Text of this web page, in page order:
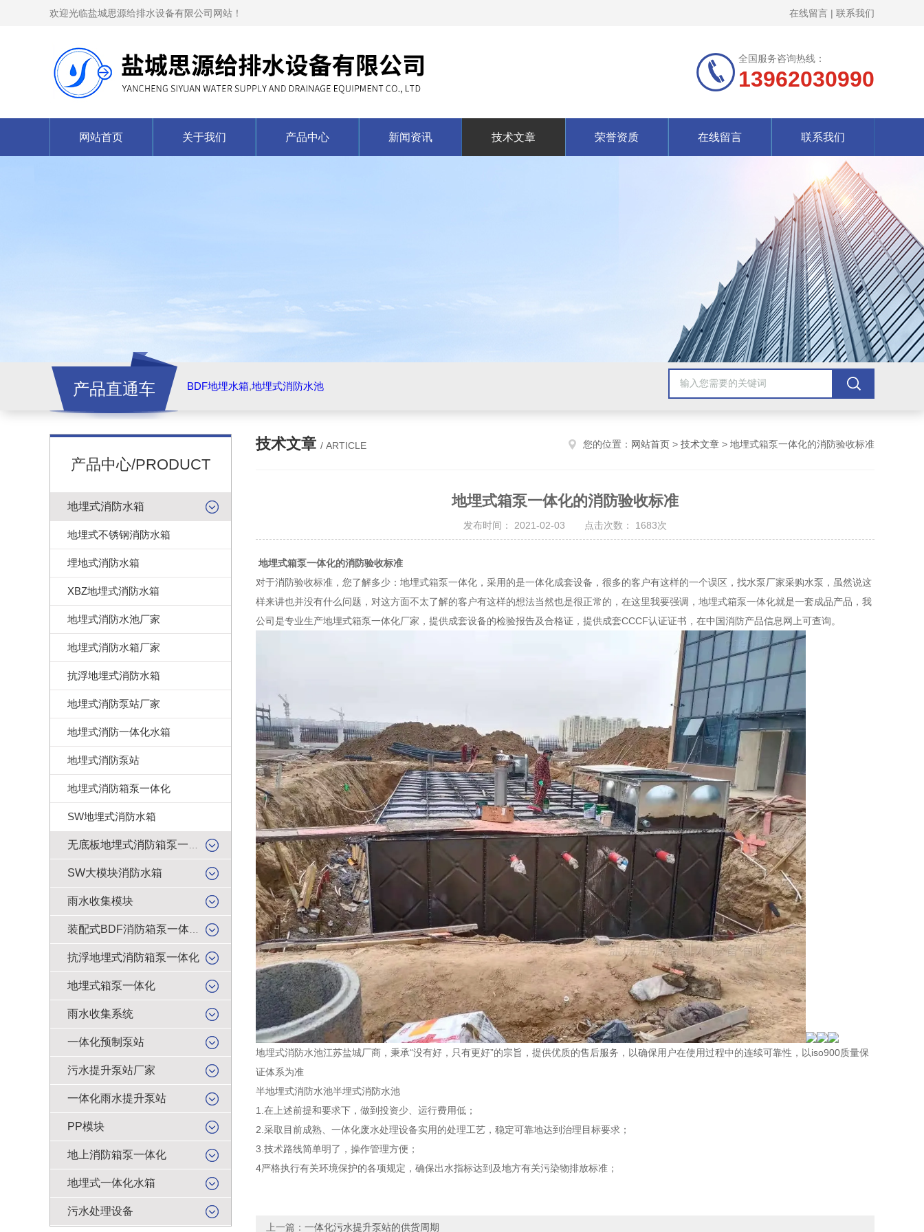
欢迎光临盐城思源给排水设备有限公司网站！ 在线留言 | 联系我们
全国服务咨询热线：
13962030990
网站首页 关于我们 产品中心 新闻资讯 技术文章 荣誉资质 在线留言 联系我们
产品直通车 BDF地埋水箱,地埋式消防水池
产品中心/PRODUCT
地埋式消防水箱
地埋式不锈钢消防水箱
埋地式消防水箱
XBZ地埋式消防水箱
地埋式消防水池厂家
地埋式消防水箱厂家
抗浮地埋式消防水箱
地埋式消防泵站厂家
地埋式消防一体化水箱
地埋式消防泵站
地埋式消防箱泵一体化
SW地埋式消防水箱
SW大模块消防水箱
雨水收集模块
抗浮地埋式消防箱泵一体化
地埋式箱泵一体化
雨水收集系统
一体化预制泵站
污水提升泵站厂家
一体化雨水提升泵站
PP模块
地上消防箱泵一体化
地埋式一体化水箱
污水处理设备
技术文章 / ARTICLE 您的位置： 网站首页 > 技术文章 > 地埋式箱泵一体化的消防验收标准
地埋式箱泵一体化的消防验收标准
发布时间： 2021-02-03 点击次数： 1683次
地埋式箱泵一体化的消防验收标准
对于消防验收标准，您了解多少：地埋式箱泵一体化，采用的是一体化成套设备，很多的客户有这样的一个误区，找水泵厂家采购水泵，虽然说这
样来讲也并没有什么问题，对这方面不太了解的客户有这样的想法当然也是很正常的，在这里我要强调，地埋式箱泵一体化就是一套成品产品，我
公司是专业生产地埋式箱泵一体化厂家，提供成套设备的检验报告及合格证，提供成套CCCF认证证书，在中国消防产品信息网上可查询。
地埋式消防水池江苏盐城厂商，秉承“没有好，只有更好”的宗旨，提供优质的售后服务，以确保用户在使用过程中的连续可靠性，以iso900质量保
证体系为准
半地埋式消防水池半埋式消防水池
1.在上述前提和要求下，做到投资少、运行费用低；
2.采取目前成熟、一体化废水处理设备实用的处理工艺，稳定可靠地达到治理目标要求；
3.技术路线简单明了，操作管理方便；
4严格执行有关环境保护的各项规定，确保出水指标达到及地方有关污染物排放标准；
上一篇： 一体化污水提升泵站的供货周期